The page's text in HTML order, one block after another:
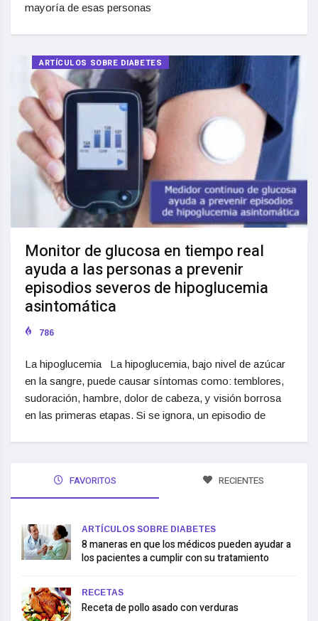
mayoría de esas personas
ARTÍCULOS SOBRE DIABETES
Monitor de glucosa en tiempo real
ayuda a las personas a prevenir
episodios severos de hipoglucemia
asintomática
786
La hipoglucemia La hipoglucemia, bajo nivel de azúcar
en la sangre, puede causar síntomas como: temblores,
sudoración, hambre, dolor de cabeza, y visión borrosa
en las primeras etapas. Si se ignora, un episodio de
FAVORITOS RECIENTES
ARTÍCULOS SOBRE DIABETES
8 maneras en que los médicos pueden ayudar a
los pacientes a cumplir con su tratamiento
RECETAS
Receta de pollo asado con verduras